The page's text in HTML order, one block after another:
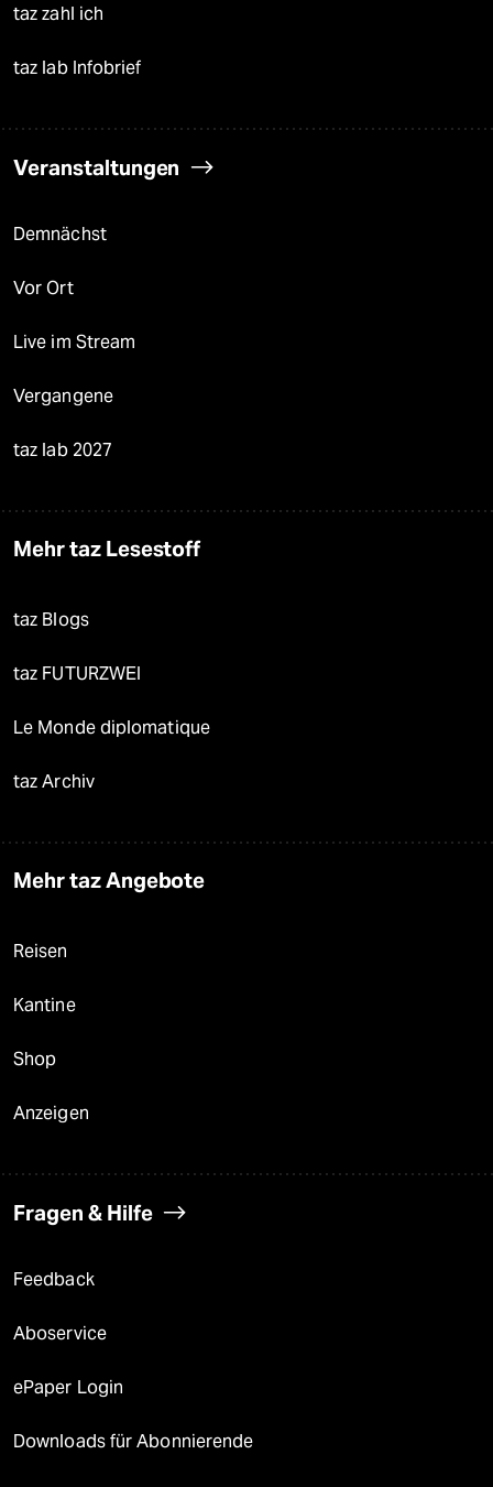
taz zahl ich
taz lab Infobrief
Veranstaltungen
Demnächst
Vor Ort
Live im Stream
Vergangene
taz lab 2027
Mehr taz Lesestoff
taz Blogs
taz FUTURZWEI
Le Monde diplomatique
taz Archiv
Mehr taz Angebote
Reisen
Kantine
Shop
Anzeigen
Fragen & Hilfe
Feedback
Aboservice
ePaper Login
Downloads für Abonnierende